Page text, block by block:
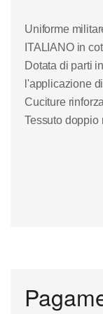
Uniforme
ITALIANO in
Dotata di parti
l'applicazione
Cuciture
Tessuto doppio